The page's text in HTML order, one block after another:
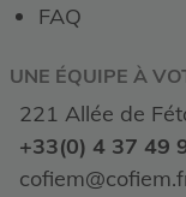
FAQ
UNE ÉQUIPE À
221 Allée de
+33(0) 4 37 49